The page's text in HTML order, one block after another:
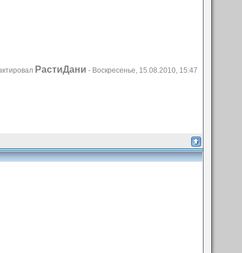
РастиДани - Воскресенье, 15.08.2010, 15:47